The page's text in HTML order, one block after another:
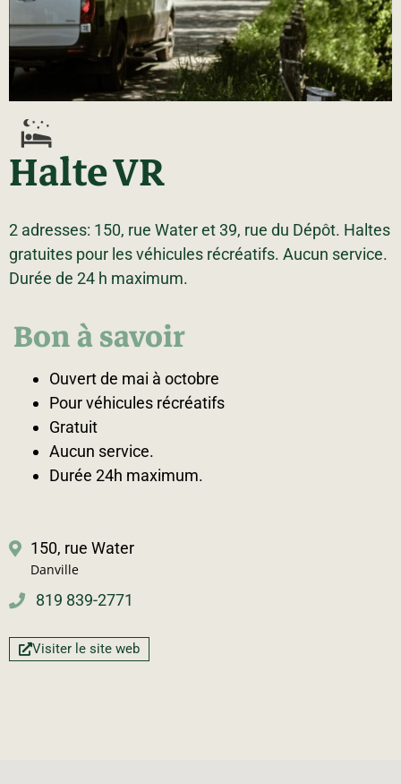
Bénévolat
Communauté d’affaires
Travailleurs autonomes
Coups de cœur
Itinéraires
Pédalez!
Halte VR
2 adresses: 150, rue Water et 39, rue du Dépôt. Haltes
gratuites pour les véhicules récréatifs. Aucun service.
Durée de 24 h maximum.
Bon à savoir
Ouvert de mai à octobre
Pour véhicules récréatifs
Gratuit
Aucun service.
Durée 24h maximum.
150, rue Water
Danville
819 839-2771
Visiter le site web